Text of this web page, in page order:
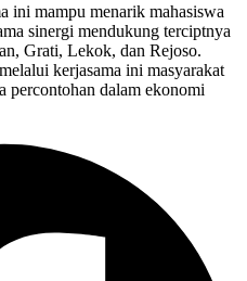
ini mampu menarik mahasiswa
sinergi mendukung terciptnya
Grati, Lekok, dan Rejoso.
kerjasama ini masyarakat
percontohan dalam ekonomi